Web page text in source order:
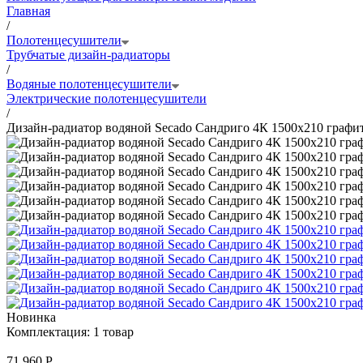
Главная
/
Полотенцесушители
Трубчатые дизайн-радиаторы
/
Водяные полотенцесушители
Электрические полотенцесушители
/
Дизайн-радиатор водяной Secado Сандриго 4К 1500x210
Новинка
Комплектация: 1 товар